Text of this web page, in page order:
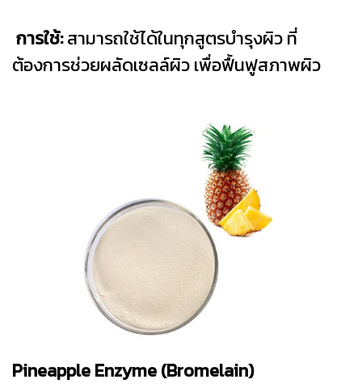
การใช้:สามารถใช้ได้ในทุกสูตรบำรุงผิว ที่
ต้องการช่วยผลัดเซลล์ผิว เพื่อฟื้นฟูสภาพผิว
Pineapple Enzyme (Bromelain)